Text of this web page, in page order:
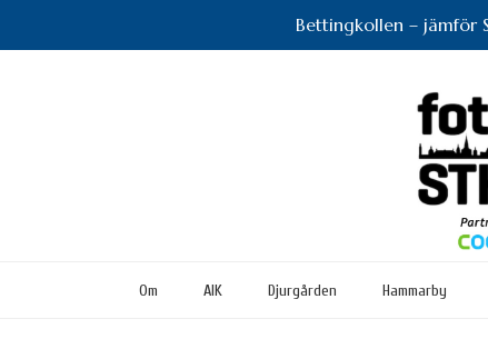
Bettingkollen – jämför
Om AIK Djurgården Hammarby